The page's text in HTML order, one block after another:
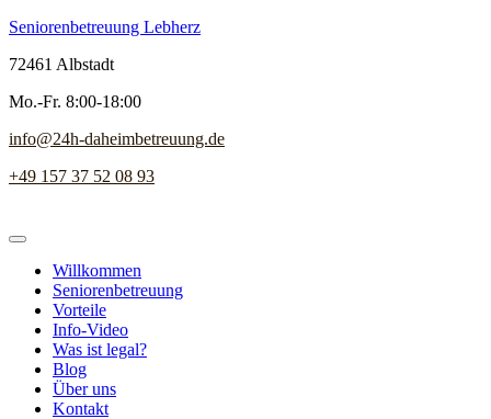
Seniorenbetreuung Lebherz
72461 Albstadt
Mo.-Fr. 8:00-18:00
info@24h-daheimbetreuung.de
+49 157 37 52 08 93
Willkommen
Seniorenbetreuung
Vorteile
Info-Video
Was ist legal?
Blog
Über uns
Kontakt